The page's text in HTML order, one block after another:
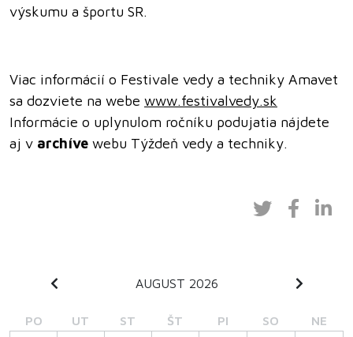
výskumu a športu SR.
Viac informácií o Festivale vedy a techniky Amavet
sa dozviete na webe www.festivalvedy.sk
Informácie o uplynulom ročníku podujatia nájdete
aj v archíve webu Týždeň vedy a techniky.
AUGUST 2026
PO UT ST ŠT PI SO NE